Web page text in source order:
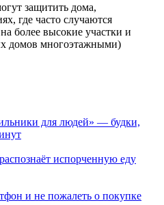
защитить дома,
где часто случаются
более высокие участки и
домов многоэтажными)
для людей» — будки,
испорченную еду
и не пожалеть о покупке